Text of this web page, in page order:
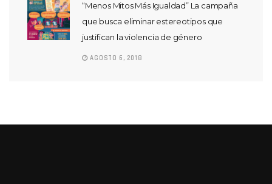
“Menos Mitos Más Igualdad” La campaña
que busca eliminar estereotipos que
justifican la violencia de género
AGOSTO 6, 2018